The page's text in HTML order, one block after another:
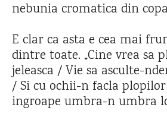
nebunia cromatica din
E clar ca asta e cea mai
dintre toate. „Cine vrea sa
jeleasca / Vie sa asculte-
/ Si cu ochii-n facla plopilor
ingroape umbra-n umbra